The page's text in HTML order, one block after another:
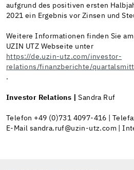
aufgrund des positiven ersten
2021 ein Ergebnis vor Zinsen und
Weitere Informationen finden Sie
UZIN UTZ Webseite unter
https://de.uzin-utz.com/investor-
relations/finanzberichte/
.
Investor Relations |Sandra Ruf
Telefon +49 (0)731 4097-416 |
E-Mail sandra.ruf@uzin-utz.com |